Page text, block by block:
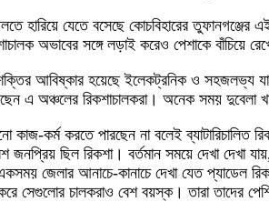
হারিয়ে যেতে বসেছে কোচবিহারের
অভাবের সঙ্গে লড়াই করেও পেশাকে বাঁচিয়ে
আবিষ্কার হয়েছে ইলেকট্রনিক ও সহজলভ্য
এ অঞ্চলের রিকশাচালকরা। অনেক সময় দুবেলা
কাজ-কর্ম করতে পারছেন না বলেই
ছিল রিকশা। বর্তমান সময়ে দেখা দেখা
জেলার আনাচে-কানাচে দেখা যেত প্যাডেল
সেগুলোর চালকরাও বেশ বয়স্ক। তারা তাদের